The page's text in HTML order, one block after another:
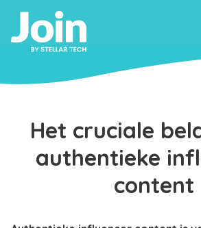
Het cruciale
authentieke
content